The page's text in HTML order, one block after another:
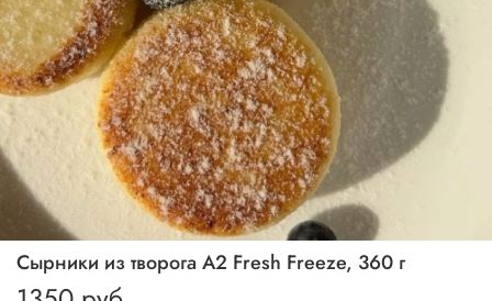
Сырники из творога А2 Fresh Freeze, 360 г